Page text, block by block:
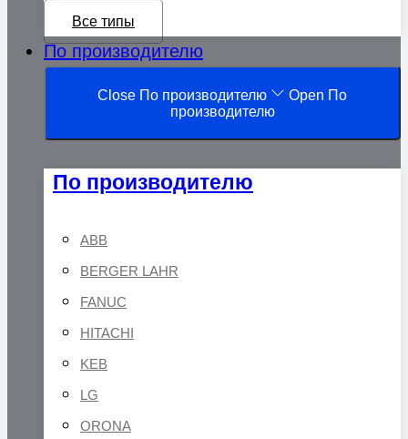
Все типы
По производителю
Close По производителю
Open По
производителю
По производителю
ABB
BERGER LAHR
FANUC
HITACHI
KEB
LG
ORONA